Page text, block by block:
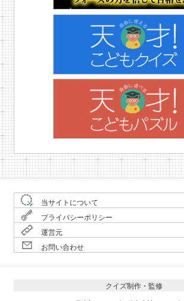
当サイトについて
プライバシーポリシー
運営元
お問い合わせ
クイズ制作・監修